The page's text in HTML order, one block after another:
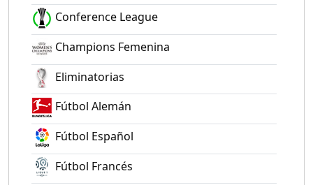
Conference League
Champions Femenina
Eliminatorias
Fútbol Alemán
Fútbol Español
Fútbol Francés